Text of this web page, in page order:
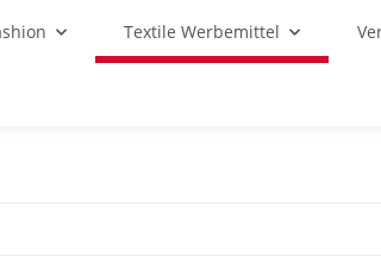
Textile Werbemittel